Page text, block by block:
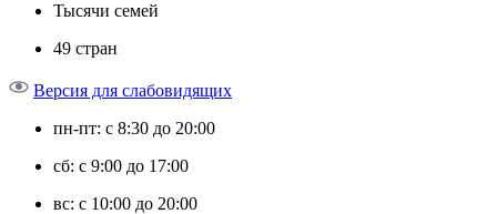
Тысячи семей
49 стран
Версия для слабовидящих
пн-пт: с 8:30 до 20:00
сб: с 9:00 до 17:00
вс: с 10:00 до 20:00